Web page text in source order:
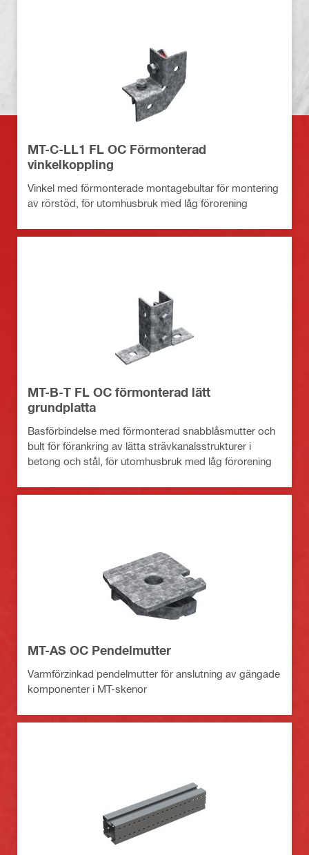
MT-C-LL1 FL OC Förmonterad
vinkelkoppling
Vinkel med förmonterade montagebultar för montering
av rörstöd, för utomhusbruk med låg förorening
MT-B-T FL OC förmonterad lätt
grundplatta
Basförbindelse med förmonterad snabblåsmutter och
bult för förankring av lätta strävkanalsstrukturer i
betong och stål, för utomhusbruk med låg förorening
MT-AS OC Pendelmutter
Varmförzinkad pendelmutter för anslutning av gängade
komponenter i MT-skenor